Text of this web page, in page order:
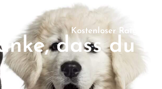
Kostenloser Ratgeber
dass du